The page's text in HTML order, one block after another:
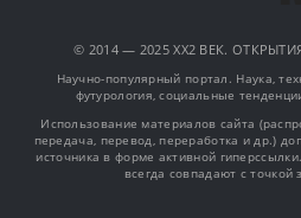
© 2014 — 2025 XX2 ВЕК.
Научно-популярный портал. Наука,
футурология, социальные
Использование материалов сайта
передача, перевод, переработка и др.)
источника в форме активной
всегда совпадают с точкой